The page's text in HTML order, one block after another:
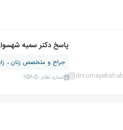
پاسخ دکتر سمیه
جراح و متخصص زنان ،
شماره نظام: 115605